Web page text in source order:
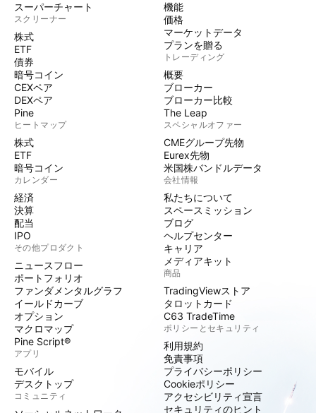
スーパーチャート
スクリーナー
株式
ETF
債券
暗号コイン
CEXペア
DEXペア
Pine
ヒートマップ
株式
ETF
暗号コイン
カレンダー
経済
決算
配当
IPO
その他プロダクト
ニュースフロー
ポートフォリオ
ファンダメンタルグラフ
イールドカーブ
オプション
マクロマップ
Pine Script®
アプリ
モバイル
デスクトップ
コミュニティ
機能
価格
マーケットデータ
プランを贈る
トレーディング
概要
ブローカー
ブローカー比較
The Leap
スペシャルオファー
CMEグループ先物
Eurex先物
米国株バンドルデータ
会社情報
私たちについて
スペースミッション
ブログ
ヘルプセンター
キャリア
メディアキット
商品
TradingViewストア
タロットカード
C63 TradeTime
ポリシーとセキュリティ
利用規約
免責事項
プライバシーポリシー
Cookieポリシー
アクセシビリティ宣言
セキュリティのヒント